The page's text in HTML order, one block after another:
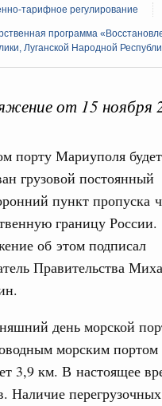
тарифное регулирование
программа
Луганской Народной
от 15
порту Мариуполя будет
грузовой постоянный
пункт пропуска
границу России.
об этом подписал
Правительства
день морской
морским
3,9 км. В настоящее
Наличие
программы
6 августа, четверг
,
России